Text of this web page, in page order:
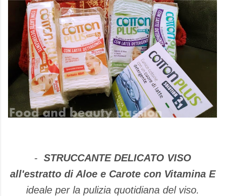
- STRUCCANTE DELICATO VISO
all'estratto di Aloe e Carote con Vitamina E
ideale per la pulizia quotidiana del viso.